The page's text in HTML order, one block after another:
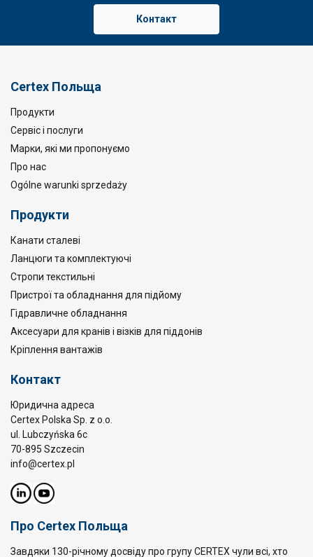
Контакт
Certex Польща
Продукти
Сервіс і послуги
Марки, які ми пропонуємо
Про нас
Ogólne warunki sprzedaży
Продукти
Канати сталеві
Ланцюги та комплектуючі
Стропи текстильні
Пристрої та обладнання для підйому
Гідравличне обладнання
Аксесуари для кранів і візків для піддонів
Кріплення вантажів
Контакт
Юридична адреса
Certex Polska Sp. z o.o.
ul. Lubczyńska 6c
70-895 Szczecin
info@certex.pl
Про Certex Польща
Завдяки 130-річному досвіду про групу CERTEX чули всі, хто